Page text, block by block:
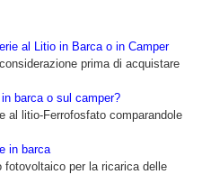
al Litio in Barca o in Camper
prima di acquistare
barca o sul camper?
al litio-Ferrofosfato comparandole
in barca
per la ricarica delle